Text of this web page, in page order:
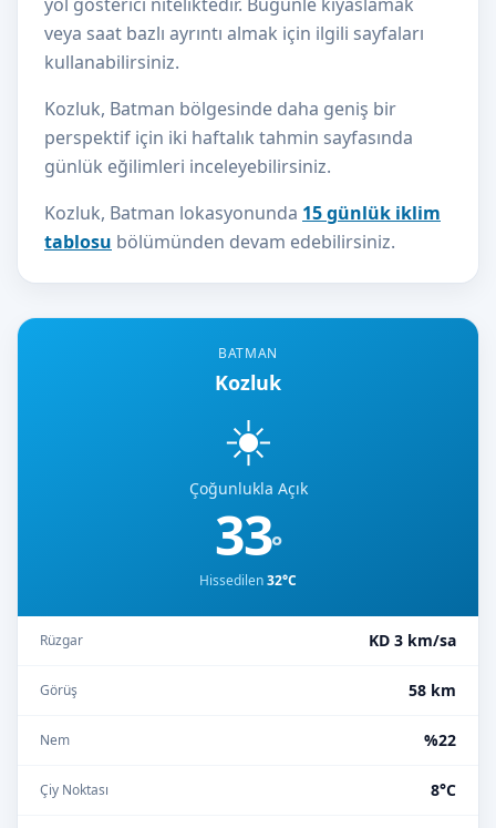
BATMAN
Kozluk
☀️
Çoğunlukla Açık
33°
Hissedilen32°C
Rüzgar KD 3 km/sa
Görüş 58 km
Nem %22
Çiy Noktası 8°C
veya saat bazlı ayrıntı almak için ilgili sayfaları
kullanabilirsiniz.
Kozluk, Batman bölgesinde daha geniş bir
perspektif için iki haftalık tahmin sayfasında
günlük eğilimleri inceleyebilirsiniz.
Kozluk, Batman lokasyonunda 15 günlük iklim
tablosu bölümünden devam edebilirsiniz.